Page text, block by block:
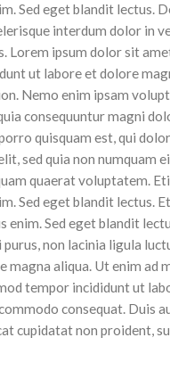
Sed eget blandit lectus.
interdum dolor in
Lorem ipsum dolor sit
ut labore et dolore
Nemo enim ipsam
consequuntur magni
quisquam est, qui
sed quia non numquam
quaerat voluptatem.
Sed eget blandit lectus.
enim. Sed eget blandit
non lacinia ligula
aliqua. Ut enim ad
tempor incididunt ut
consequat. Duis
cupidatat non proident,